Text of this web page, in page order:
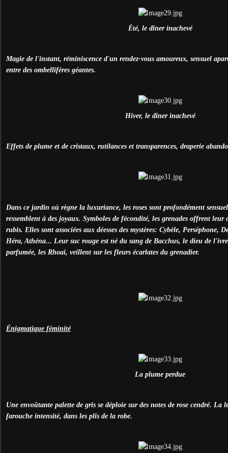
Été, le dîner inachevé
Magie de l'instant, réminiscence d'un rendez-vous amoureux, sensuel
entre des ombellifères géantes.
Hiver, le dîner inachevé
Effets de plume et de cristaux, rutilances et transparences, draperie
Dans ce jardin où règne la luxuriance, les roses sont profondément
ressemblent à des joyaux. Symboles de fécondité, les grenades offrent
rubis. Elles sont associées aux déesses des mystères: Cybèle, Perséphone,
Héra, Athéna... Leur suc rouge est né du sang de Bacchus, le dieu de
parfumée, les Rhoai, veillent sur les fleurs écarlates du grenadier.
Énigmatique féminité
La plume perdue
Une envoûtante palette de gris se déploie sur des notes de rose cendré. La
farouche intensité, dans les plis de la robe.